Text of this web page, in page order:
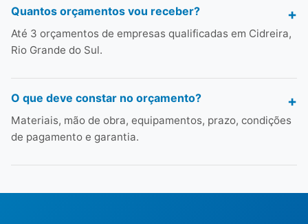
Quantos orçamentos vou receber?
Até 3 orçamentos de empresas qualificadas em Cidreira,
Rio Grande do Sul.
O que deve constar no orçamento?
Materiais, mão de obra, equipamentos, prazo, condições
de pagamento e garantia.